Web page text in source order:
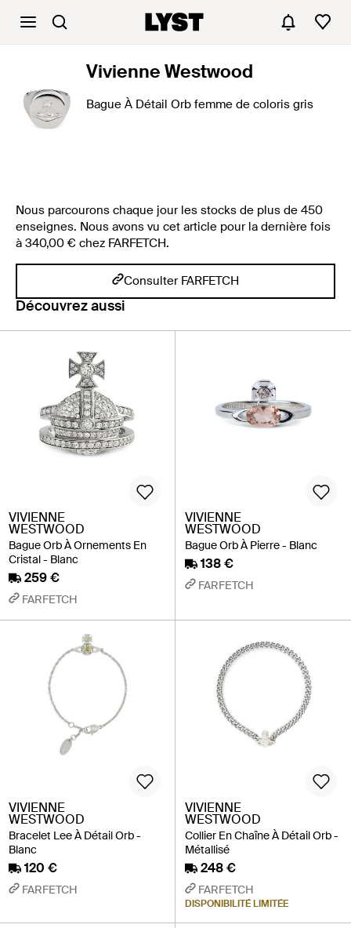
Vivienne Westwood
Bague À Détail Orb femme de coloris gris
Nous parcourons chaque jour les stocks de plus de 450
enseignes. Nous avons vu cet article pour la dernière fois
à 340,00 € chez FARFETCH.
Consulter FARFETCH
Découvrez aussi
VIVIENNE
WESTWOOD
Bague Orb À Ornements En
Cristal - Blanc
259 €
FARFETCH
VIVIENNE
WESTWOOD
Bague Orb À Pierre - Blanc
138 €
FARFETCH
VIVIENNE
WESTWOOD
Bracelet Lee À Détail Orb -
Blanc
120 €
FARFETCH
VIVIENNE
WESTWOOD
Collier En Chaîne À Détail Orb -
Métallisé
248 €
FARFETCH
DISPONIBILITÉ LIMITÉE